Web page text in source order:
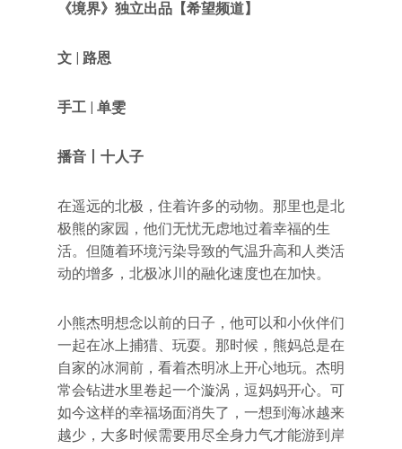
《境界》独立出品 【希望频道】
文 | 路恩
手工 | 单雯
播音丨十人子
在遥远的北极，住着许多的动物。那里也是北
极熊的家园，他们无忧无虑地过着幸福的生
活。但随着环境污染导致的气温升高和人类活
动的增多，北极冰川的融化速度也在加快。
小熊杰明想念以前的日子，他可以和小伙伴们
一起在冰上捕猎、玩耍。那时候，熊妈总是在
自家的冰洞前，看着杰明冰上开心地玩。杰明
常会钻进水里卷起一个漩涡，逗妈妈开心。可
如今这样的幸福场面消失了，一想到海冰越来
越少，大多时候需要用尽全身力气才能游到岸